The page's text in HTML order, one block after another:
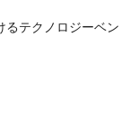
るテクノロジーベン